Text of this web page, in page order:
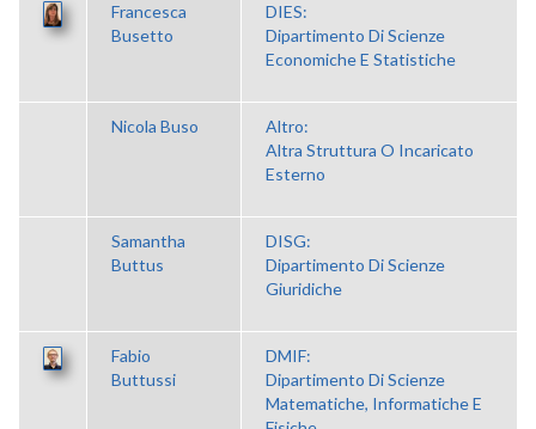
Francesca
Busetto
DIES:
Dipartimento Di Scienze
Economiche E Statistiche
Nicola Buso
Altro:
Altra Struttura O Incaricato
Esterno
Samantha
Buttus
DISG:
Dipartimento Di Scienze
Giuridiche
Fabio
Buttussi
DMIF:
Dipartimento Di Scienze
Matematiche, Informatiche E